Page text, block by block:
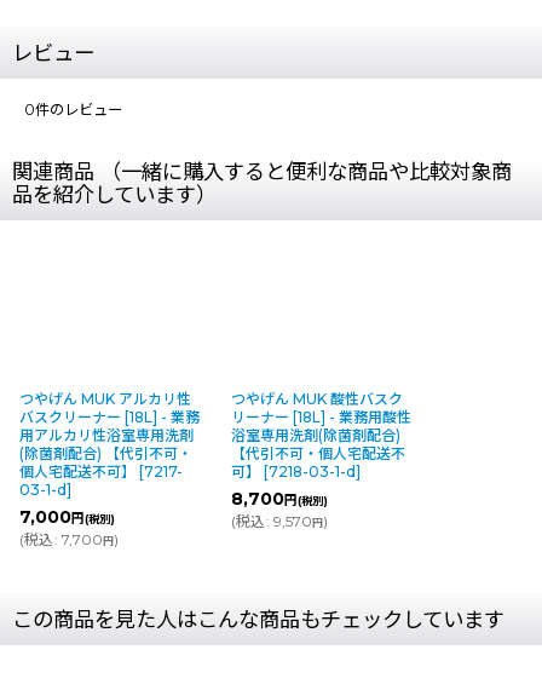
レビュー
0件のレビュー
関連商品 （一緒に購入すると便利な商品や比較対象商
品を紹介しています）
つやげん MUK アルカリ性
バスクリーナー [18L] - 業務
用アルカリ性浴室専用洗剤
(除菌剤配合) 【代引不可・
個人宅配送不可】
[7217-
03-1-d]
7,000円(税別)
(税込: 7,700円)
つやげん MUK 酸性バスク
リーナー [18L] - 業務用酸性
浴室専用洗剤(除菌剤配合)
【代引不可・個人宅配送不
可】
[7218-03-1-d]
8,700円(税別)
(税込: 9,570円)
この商品を見た人はこんな商品もチェックしています